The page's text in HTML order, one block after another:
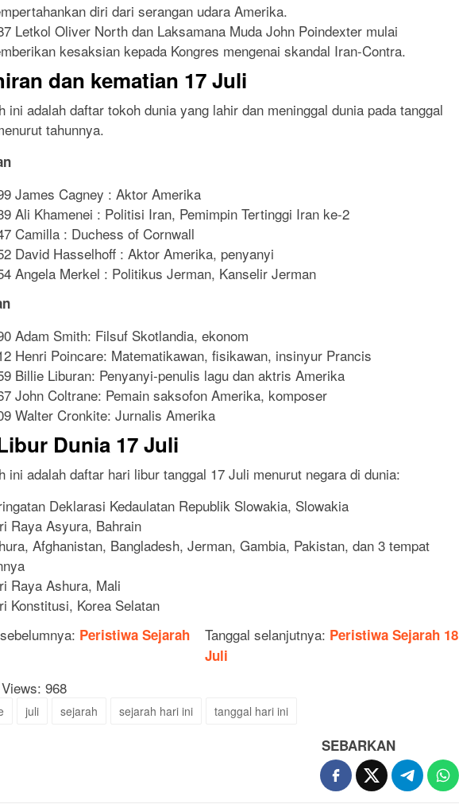
diri dari serangan udara Amerika.
Letkol Oliver North dan Laksamana Muda John Poindexter mulai
kesaksian kepada Kongres mengenai skandal Iran-Contra.
dan kematian 17 Juli
ini adalah daftar tokoh dunia yang lahir dan meninggal dunia pada tanggal
tahunnya.
James Cagney : Aktor Amerika
Ali Khamenei : Politisi Iran, Pemimpin Tertinggi Iran ke-2
Camilla : Duchess of Cornwall
David Hasselhoff : Aktor Amerika, penyanyi
Angela Merkel : Politikus Jerman, Kanselir Jerman
Adam Smith: Filsuf Skotlandia, ekonom
Henri Poincare: Matematikawan, fisikawan, insinyur Prancis
Billie Liburan: Penyanyi-penulis lagu dan aktris Amerika
John Coltrane: Pemain saksofon Amerika, komposer
Walter Cronkite: Jurnalis Amerika
Dunia 17 Juli
ini adalah daftar hari libur tanggal 17 Juli menurut negara di dunia:
Deklarasi Kedaulatan Republik Slowakia, Slowakia
Raya Asyura, Bahrain
Afghanistan, Bangladesh, Jerman, Gambia, Pakistan, dan 3 tempat
Raya Ashura, Mali
Konstitusi, Korea Selatan
Peristiwa Sejarah
Tanggal selanjutnya: Peristiwa Sejarah 18
Juli
968
juli sejarah sejarah hari ini tanggal hari ini
SEBARKAN